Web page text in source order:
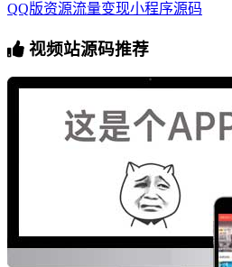
QQ版资源流量变现小程序源码
视频站源码推荐